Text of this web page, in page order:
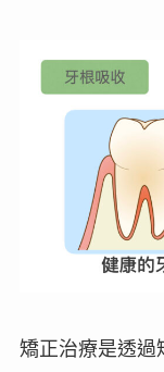
矯正治療是透過